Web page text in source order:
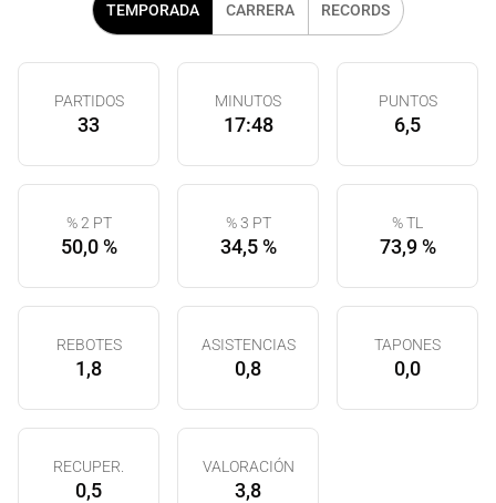
TEMPORADA CARRERA RECORDS
PARTIDOS
33
MINUTOS
17:48
PUNTOS
6,5
% 2 PT
50,0 %
% 3 PT
34,5 %
% TL
73,9 %
REBOTES
1,8
ASISTENCIAS
0,8
TAPONES
0,0
RECUPER.
0,5
VALORACIÓN
3,8